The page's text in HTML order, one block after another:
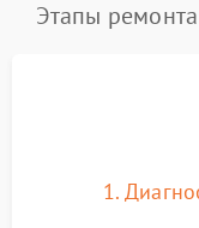
Этапы
1.